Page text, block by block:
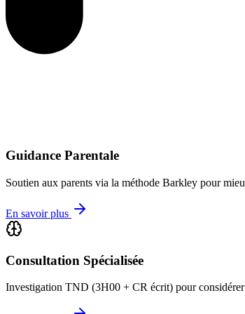
Guidance Parentale
Soutien aux parents via la méthode Barkley pour
En savoir plus
Consultation Spécialisée
Investigation TND (3H00 + CR écrit) pour